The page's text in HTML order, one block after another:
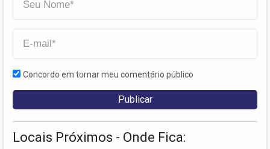
Concordo em tornar meu comentário público
Locais Próximos - Onde Fica: